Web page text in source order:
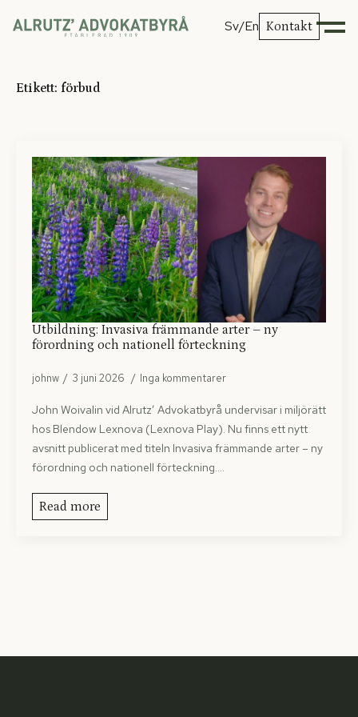
Sv/En Kontakt
Etikett: förbud
Utbildning: Invasiva främmande arter – ny
förordning och nationell förteckning
johnw 3 juni 2026 Inga kommentarer
John Woivalin vid Alrutz’ Advokatbyrå undervisar i miljörätt
hos Blendow Lexnova (Lexnova Play). Nu finns ett nytt
avsnitt publicerat med titeln Invasiva främmande arter – ny
förordning och nationell förteckning.…
Read more